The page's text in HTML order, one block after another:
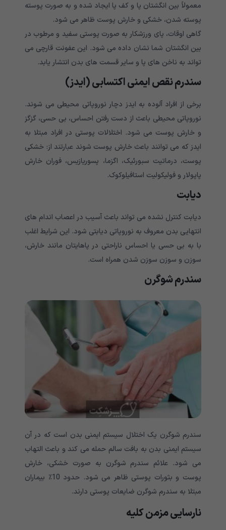
معمولاً بین انگشتان پا و کف پا ایجاد شده و به صورت پوسته
پوسته شدن، خشکی و خارش پوست ظاهر می شود.
گاهی اوقات، پای ورزشکار به صورت پوستی سفید و مرطوب در
بین انگشتان شما نشان داده می شود. این عفونت قارچی می
تواند به ناخن های پا و سایر قسمت های بدن انتشار یابد.
سندرم نقص ایمنی اکتسابی (ایدز)
برخی از افراد آلوده به ایدز دچار نوروپاتی محیطی می شوند.
نوروپاتی محیطی باعث از دست رفتن احساس، بی حسی، گزگز
و خارش پوست می شود. اختلالات پوستی در افراد مبتلا به
ایدز که می توانند باعث خارش پوست شوند عبارتند از: خشکی
پوست، درماتیت سبورئیک، اگزما، پسوریازیس، فوران خارش
پاپولار و فولیکولیت استافیلوکوک.
دیابت
دیابت کنترل نشده می تواند باعث آسیب در اعصاب اندام های
انتهایی بدن معروف به نوروپاتی دیابتی شود. این شرایط اغلب
با به بی حسی یا احساس ناراحتی در پاهایتان مانند خارش،
سوزن و سوزن سوزن شدن همراه است.
سندرم شوگرن
سندرم شوگرن یک اختلال سیستم ایمنی بدن است که در آن
سیستم ایمنی بدن به بافت سالم حمله می کند و باعث التهاب
می شود. علائم سندرم شوگرن به صورت خشکی، خارش
پوست و بثورات پوستی ظاهر می شود. حدود 10٪ بیماران
مبتلا به سندرم شوگرن ضایعات پوستی دارند.
نارسایی مزمن کلیه